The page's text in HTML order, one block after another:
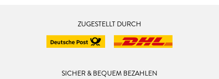
ZUGESTELLT DURCH
SICHER & BEQUEM BEZAHLEN